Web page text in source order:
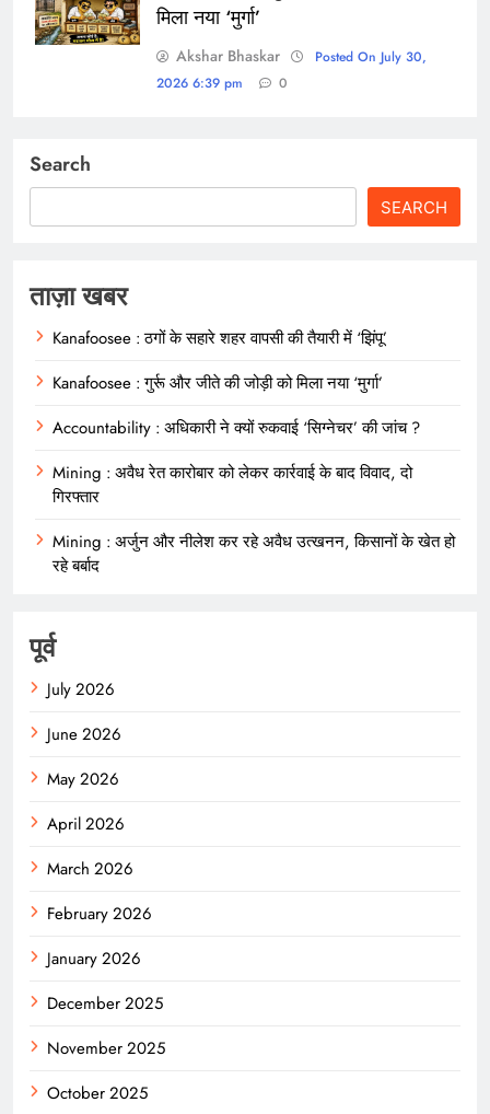
मिला नया ‘मुर्गा’
Akshar Bhaskar
Posted On July 30,
2026 6:39 pm
0
Search
SEARCH
ताज़ा खबर
Kanafoosee : ठगों के सहारे शहर वापसी की तैयारी में ‘झिंपू’
Kanafoosee : गुर्रू और जीते की जोड़ी को मिला नया ‘मुर्गा’
Accountability : अधिकारी ने क्यों रुकवाई ‘सिग्नेचर’ की जांच ?
Mining : अवैध रेत कारोबार को लेकर कार्रवाई के बाद विवाद, दो
गिरफ्तार
Mining : अर्जुन और नीलेश कर रहे अवैध उत्खनन, किसानों के खेत हो
रहे बर्बाद
पूर्व
July 2026
June 2026
May 2026
April 2026
March 2026
February 2026
January 2026
December 2025
November 2025
October 2025